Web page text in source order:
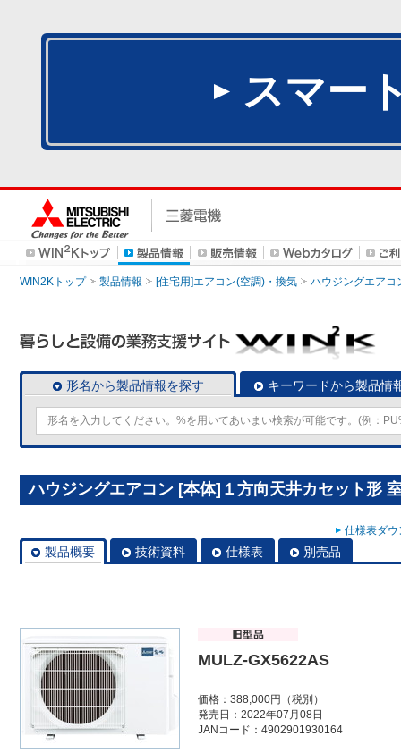
スマー
WIN2Kトップ 製品情報 [住宅用]エアコン(空調)・換気 ハウジングエアコ
形名から製品情報を探す キーワードから製品情
ハウジングエアコン [本体]１方向天井カセット形
仕様表ダ
製品概要 技術資料 仕様表 別売品
MULZ-GX5622AS
価格：388,000円（税別）
発売日：2022年07月08日
JANコード：4902901930164